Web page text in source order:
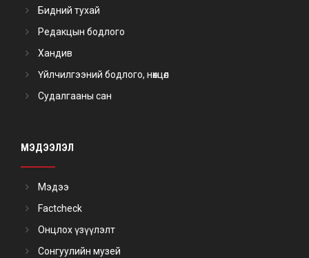
Бидний тухай
Редакцын бодлого
Хандив
Үйлчилгээний бодлого, нөхцөл
Судалгааны сан
МЭДЭЭЛЭЛ
Мэдээ
Factcheck
Онцлох үзүүлэлт
Сонгуулийн музей